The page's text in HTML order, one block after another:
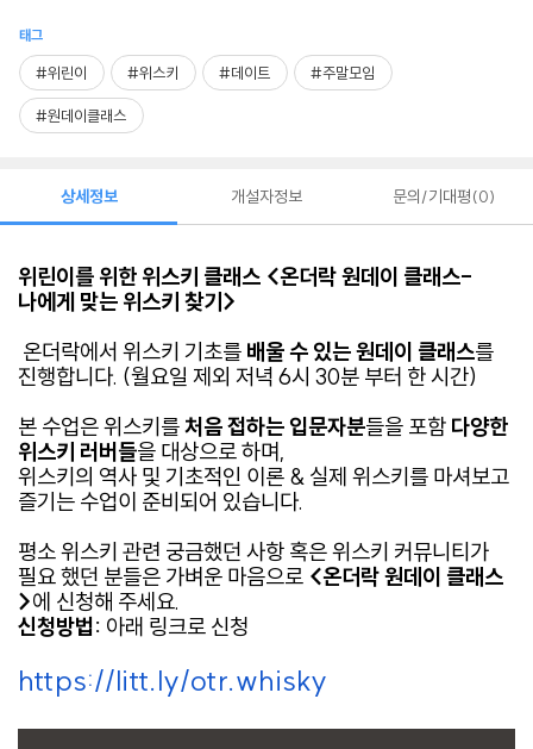
태그
#위린이 #위스키 #데이트 #주말모임
#원데이클래스
상세정보
위린이를 위한 위스키 클래스 <온더락 원데이 클래스-
나에게 맞는 위스키 찾기>
온더락에서 위스키 기초를 배울 수 있는 원데이 클래스를
진행합니다. (월요일 제외 저녁 6시 30분 부터 한 시간)
본 수업은 위스키를처음 접하는 입문자분들을 포함 다양한
위스키 러버들을 대상으로 하며,
위스키의 역사 및 기초적인 이론 & 실제 위스키를 마셔보고
즐기는 수업이 준비되어 있습니다.
평소 위스키 관련 궁금했던 사항 혹은 위스키 커뮤니티가
필요 했던 분들은 가벼운 마음으로 <온더락 원데이 클래스
>에 신청해 주세요.
신청방법: 아래 링크로 신청
https://litt.ly/otr.whisky
개설자정보 문의/기대평 0